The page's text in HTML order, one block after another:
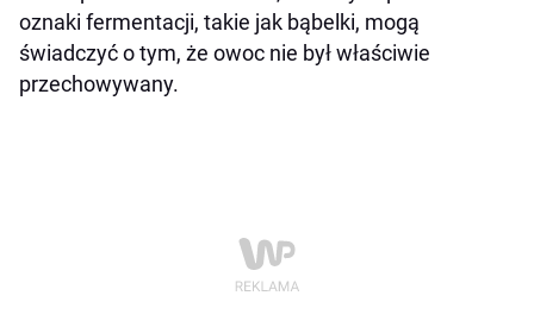
oznaki fermentacji, takie jak bąbelki, mogą
świadczyć o tym, że owoc nie był właściwie
przechowywany.